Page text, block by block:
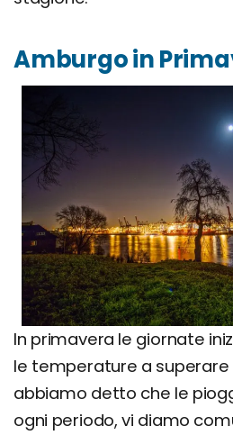
Amburgo in
In primavera le giornate
le temperature a superare i
abbiamo detto che le
ogni periodo, vi diamo